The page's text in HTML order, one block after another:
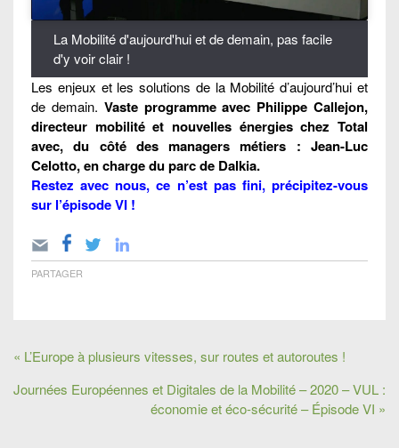
La Mobilité d'aujourd'hui et de demain, pas facile
d'y voir clair !
Les enjeux et les solutions de la Mobilité d’aujourd’hui et
de demain. Vaste programme avec Philippe Callejon,
directeur mobilité et nouvelles énergies chez Total
avec, du côté des managers métiers : Jean-Luc
Celotto, en charge du parc de Dalkia.
Restez avec nous, ce n’est pas fini, précipitez-vous
sur l’épisode VI !
PARTAGER
« L’Europe à plusieurs vitesses, sur routes et autoroutes !
Journées Européennes et Digitales de la Mobilité – 2020 – VUL :
économie et éco-sécurité – Épisode VI »